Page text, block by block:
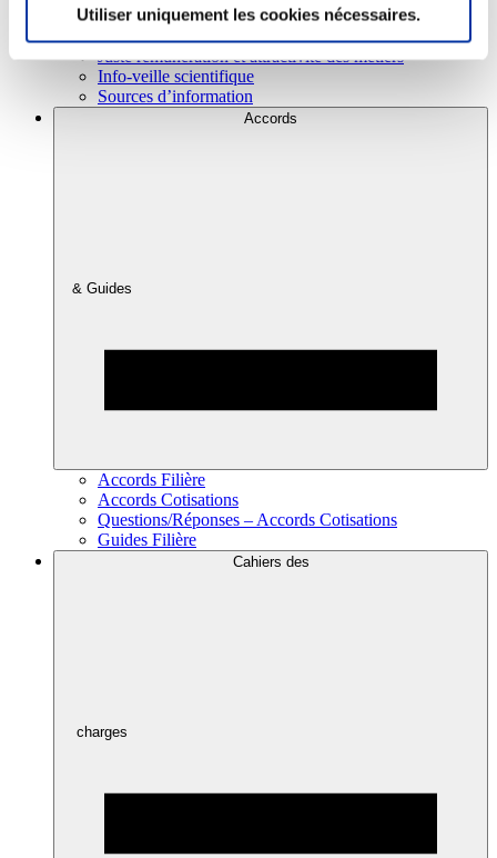
Utiliser uniquement les cookies nécessaires.
Sécurité sanitaire
Viandes et santé
Juste rémunération et attractivité des métiers
Info-veille scientifique
Sources d’information
Accords
& Guides
Accords Filière
Accords Cotisations
Questions/Réponses – Accords Cotisations
Guides Filière
Cahiers des
charges